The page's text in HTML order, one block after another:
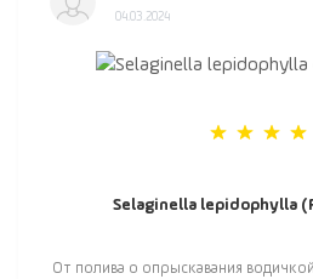
04.03.2024
Selaginella lepidophylla
От полива о опрыскавания